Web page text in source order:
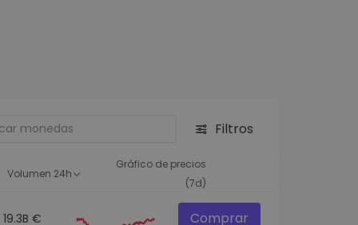
oportunidades de
inteligente para un
Filtros
Volumen 24h
Gráfico de precios
(7d)
19.3B € Comprar